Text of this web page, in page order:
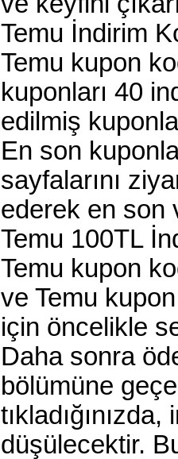
Temu İndirim
Temu kupon
kuponları 40
edilmiş
En son
sayfalarını
ederek en son
Temu 100TL
Temu kupon
ve Temu
için öncelikle
Daha sonra
bölümüne
düşülecektir.